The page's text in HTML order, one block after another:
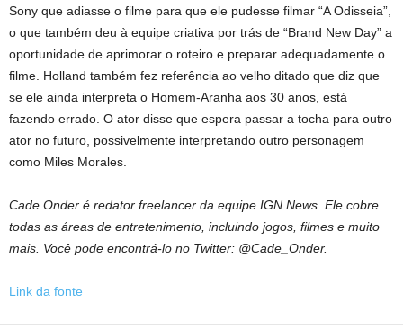
Sony que adiasse o filme para que ele pudesse filmar “A Odisseia”,
o que também deu à equipe criativa por trás de “Brand New Day” a
oportunidade de aprimorar o roteiro e preparar adequadamente o
filme. Holland também fez referência ao velho ditado que diz que
se ele ainda interpreta o Homem-Aranha aos 30 anos, está
fazendo errado. O ator disse que espera passar a tocha para outro
ator no futuro, possivelmente interpretando outro personagem
como Miles Morales.
Cade Onder é redator freelancer da equipe IGN News. Ele cobre
todas as áreas de entretenimento, incluindo jogos, filmes e muito
mais. Você pode encontrá-lo no Twitter: @Cade_Onder.
Link da fonte